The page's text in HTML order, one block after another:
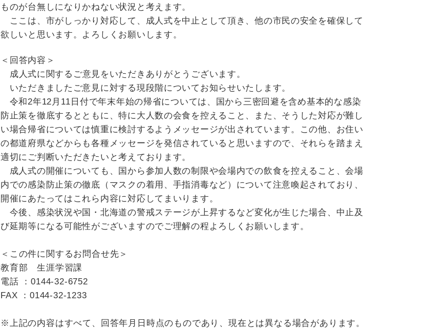
ものが台無しになりかねない状況と考えます。
ここは、市がしっかり対応して、成人式を中止として頂き、他の市民の安全を確保して
欲しいと思います。よろしくお願いします。
＜回答内容＞
成人式に関するご意見をいただきありがとうございます。
いただきましたご意見に対する現段階についてお知らせいたします。
令和2年12月11日付で年末年始の帰省については、国から三密回避を含め基本的な感染
防止策を徹底するとともに、特に大人数の会食を控えること、また、そうした対応が難し
い場合帰省については慎重に検討するようメッセージが出されています。この他、お住い
の都道府県などからも各種メッセージを発信されていると思いますので、それらを踏まえ
適切にご判断いただきたいと考えております。
成人式の開催についても、国から参加人数の制限や会場内での飲食を控えること、会場
内での感染防止策の徹底（マスクの着用、手指消毒など）について注意喚起されており、
開催にあたってはこれら内容に対応してまいります。
今後、感染状況や国・北海道の警戒ステージが上昇するなど変化が生じた場合、中止及
び延期等になる可能性がございますのでご理解の程よろしくお願いします。
＜この件に関するお問合せ先＞
教育部 生涯学習課
電話 ：0144-32-6752
FAX ：0144-32-1233
※上記の内容はすべて、回答年月日時点のものであり、現在とは異なる場合があります。